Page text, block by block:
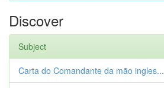
Discover
Subject
Carta do Comandante da mão ingles...